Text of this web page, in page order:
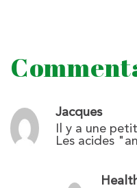
Jacques
Il y a une
Les acides